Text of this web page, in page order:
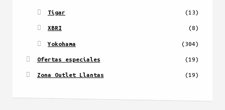
Tigar (13)
XBRI (8)
Yokohama (304)
Ofertas especiales (19)
Zona Outlet Llantas (19)